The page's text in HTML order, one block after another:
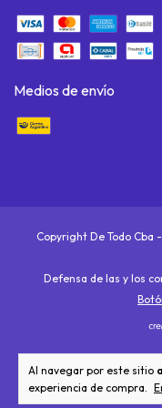
Al navegar por este sitio
experiencia de compra.
Medios de envío
Copyright De Todo Cba
Defensa de las y los